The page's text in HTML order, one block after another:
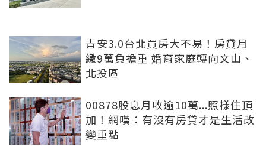
青安3.0台北買房大不易！房貸月
繳9萬負擔重 婚育家庭轉向文山、
北投區
00878股息月收逾10萬...照樣住頂
加！網嘆：有沒有房貸才是生活改
變重點